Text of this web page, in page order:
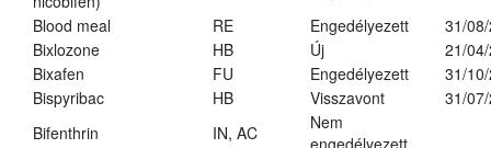
Blood meal
RE Engedélyezett
31/
Bixlozone
HB Új
21/
Bixafen
FU Engedélyezett
31/
Bispyribac
HB Visszavont
31/
Bifenthrin
IN, AC
Nem